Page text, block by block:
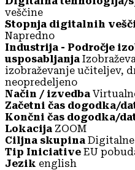
veščine
Stopnja digitalnih
Napredno
Industrija - Področje
usposabljanja
izobraževanje učiteljev,
neopredeljeno
Način / izvedba
Začetni čas dogodka/
Končni čas dogodka/
Lokacija ZOOM
Ciljna skupina Digitalne
Tip Iniciative EU
Jezik english